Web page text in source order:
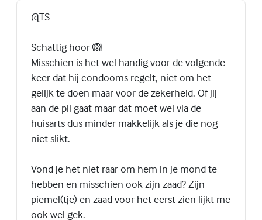
@TS
Schattig hoor 🙉
Misschien is het wel handig voor de volgende
keer dat hij condooms regelt, niet om het
gelijk te doen maar voor de zekerheid. Of jij
aan de pil gaat maar dat moet wel via de
huisarts dus minder makkelijk als je die nog
niet slikt.
Vond je het niet raar om hem in je mond te
hebben en misschien ook zijn zaad? Zijn
piemel(tje) en zaad voor het eerst zien lijkt me
ook wel gek.